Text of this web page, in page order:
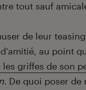
tout sauf
de leur
au point
les griffes de son
. De quoi poser de